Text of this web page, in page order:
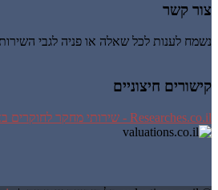
צור קשר
נשמח לענות לכל שאלה או פניה לגבי
קישורים חיצוניים
Researches.co.il - שירותי מחקר לחוקרים באקדמיה